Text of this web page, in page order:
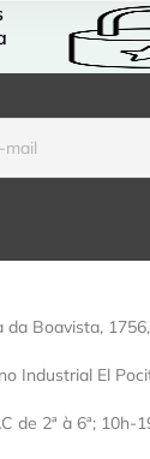
Boavista,
Industrial El
de 2ª à 6ª; 10h-